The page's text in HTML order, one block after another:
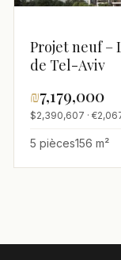
Projet neuf –
de Tel-Aviv
₪7,179,000
$2,390,607 ·
5 pièces156 m²